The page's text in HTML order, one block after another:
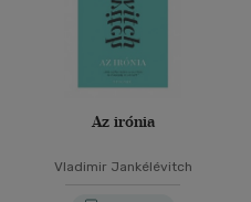
Az irónia
Vladimir Jankélévitch